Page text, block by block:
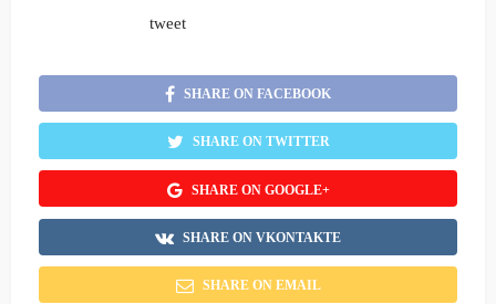
tweet
SHARE ON FACEBOOK
SHARE ON TWITTER
SHARE ON GOOGLE+
SHARE ON VKONTAKTE
SHARE ON EMAIL